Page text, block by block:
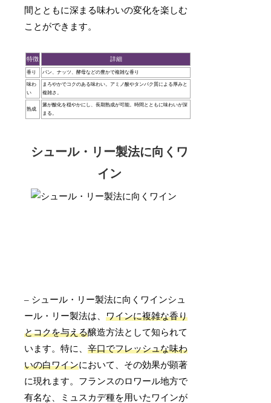
間とともに深まる味わいの変化を楽しむ
ことができます。
特徴 詳細
香り パン、ナッツ、酵母などの豊かで複雑な香り
味わ
い
まろやかでコクのある味わい。アミノ酸やタンパク質による厚みと
複雑さ。
熟成
澱が酸化を穏やかにし、長期熟成が可能。時間とともに味わいが深
まる。
シュール・リー製法に向くワ
イン
– シュール・リー製法に向くワインシュ
ール・リー製法は、ワインに複雑な香り
とコクを与える醸造方法として知られて
います。特に、辛口でフレッシュな味わ
いの白ワインにおいて、その効果が顕著
に現れます。フランスのロワール地方で
有名な、ミュスカデ種を用いたワインが